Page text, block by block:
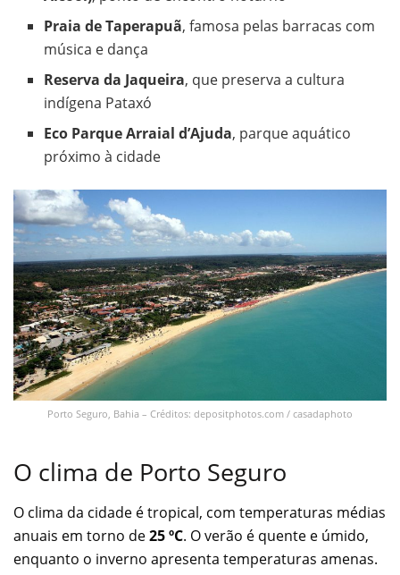
Praia de Taperapuã, famosa pelas barracas com
música e dança
Reserva da Jaqueira, que preserva a cultura
indígena Pataxó
Eco Parque Arraial d’Ajuda, parque aquático
próximo à cidade
Porto Seguro, Bahia – Créditos: depositphotos.com / casadaphoto
O clima de Porto Seguro
O clima da cidade é tropical, com temperaturas médias
anuais em torno de25 ºC. O verão é quente e úmido,
enquanto o inverno apresenta temperaturas amenas.